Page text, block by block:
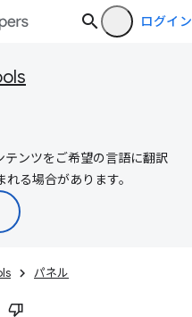
ログイン
ンツをご希望の言語に翻訳
る場合があります。
パネル